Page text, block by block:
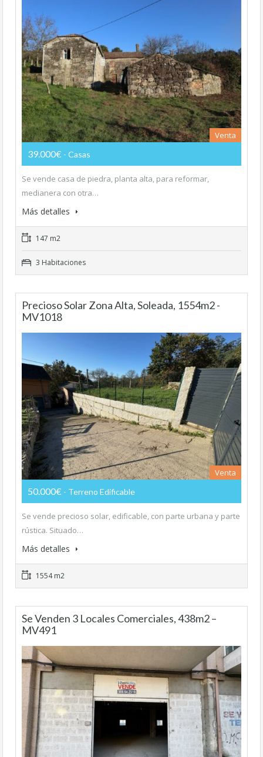
Venta
39.000€ - Casas
Se vende casa de piedra, planta alta, para reformar,
medianera con otra…
Más detalles
147 m2
3 Habitaciones
Precioso Solar Zona Alta, Soleada, 1554m2 -
MV1018
Venta
50.000€ - Terreno Edificable
Se vende precioso solar, edificable, con parte urbana y parte
rústica. Situado…
Más detalles
1554 m2
Se Venden 3 Locales Comerciales, 438m2 –
MV491